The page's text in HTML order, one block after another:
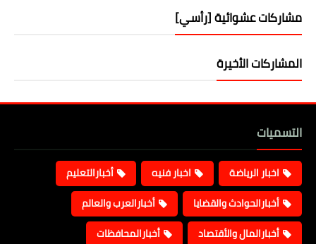
مشاركات عشوائية [رأسي]
المشاركات الأخيرة
التسميات
اخبار الرياضة اخبار فنيه
أخبارالتعليم
أخبارالحوادث والقضايا
أخبارالعرب والعالم
أخبارالمال والأقتصاد
أخبارالمحافظات